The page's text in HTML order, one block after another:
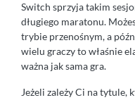
Switch sprzyja takim
długiego maratonu.
trybie przenośnym, a
wielu graczy to właśnie
ważna jak sama gra.
Jeżeli zależy Ci na tytule,